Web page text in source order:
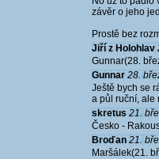
závěr o jeho
Prostě bez
Jiří z Holohlav
Gunnar(28.
Gunnar 28.
Ještě bych se
a půl ruční, ale
skretus 21.
Česko -
Broďan 21.
Maršálek(21.